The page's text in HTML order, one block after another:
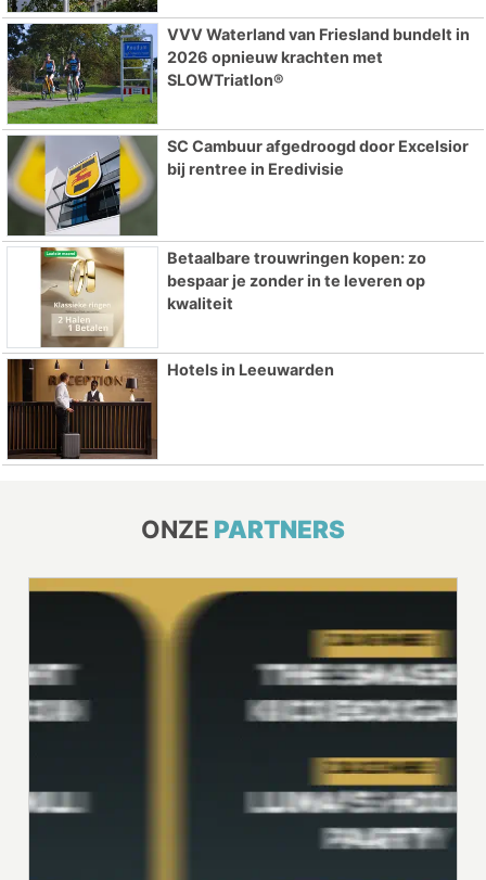
VVV Waterland van Friesland bundelt in
2026 opnieuw krachten met
SLOWTriatlon®
SC Cambuur afgedroogd door Excelsior
bij rentree in Eredivisie
Betaalbare trouwringen kopen: zo
bespaar je zonder in te leveren op
kwaliteit
Hotels in Leeuwarden
ONZE PARTNERS